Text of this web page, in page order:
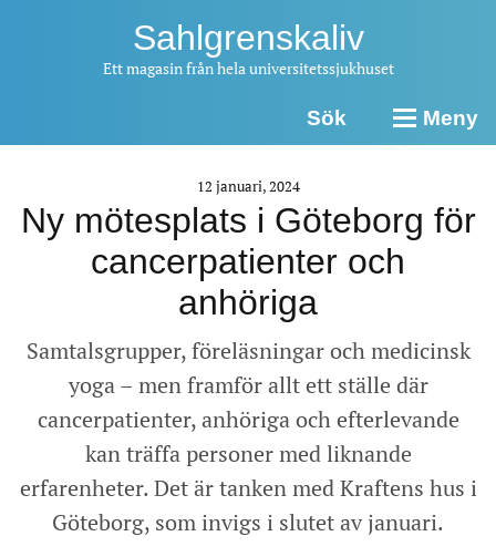
Sahlgrenskaliv
Ett magasin från hela universitetssjukhuset
Sök Meny
12 januari, 2024
Ny mötesplats i Göteborg för
cancerpatienter och
anhöriga
Samtalsgrupper, föreläsningar och medicinsk
yoga – men framför allt ett ställe där
cancerpatienter, anhöriga och efterlevande
kan träffa personer med liknande
erfarenheter. Det är tanken med Kraftens hus i
Göteborg, som invigs i slutet av januari.